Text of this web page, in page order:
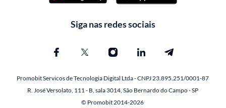
Siga nas redes sociais
Promobit Servicos de Tecnologia Digital Ltda - CNPJ 23.895.251/0001-87
R. José Versolato, 111 - B, sala 3014, São Bernardo do Campo - SP
© Promobit 2014-2026